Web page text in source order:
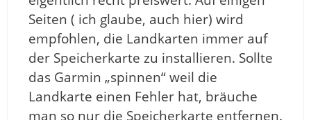
Seiten ( ich glaube, auch hier) wird
empfohlen, die Landkarten immer auf
der Speicherkarte zu installieren. Sollte
das Garmin „spinnen“ weil die
Landkarte einen Fehler hat, bräuche
man so nur die Speicherkarte entfernen.